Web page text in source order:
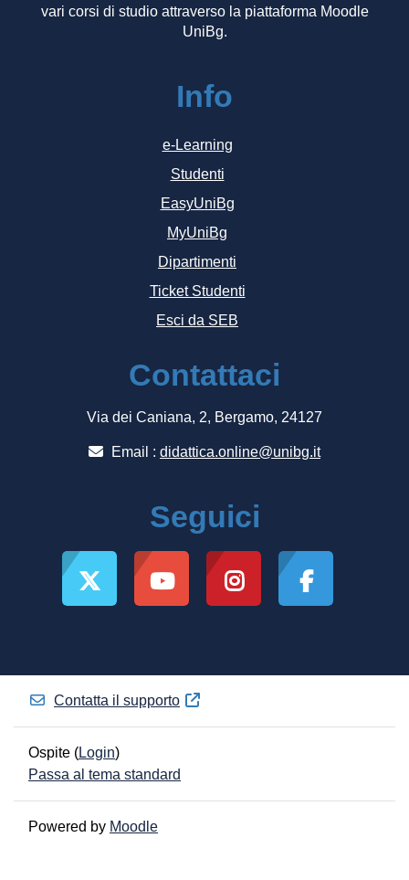
vari corsi di studio attraverso la piattaforma Moodle
UniBg.
Info
e-Learning
Studenti
EasyUniBg
MyUniBg
Dipartimenti
Ticket Studenti
Esci da SEB
Contattaci
Via dei Caniana, 2, Bergamo, 24127
Email : didattica.online@unibg.it
Seguici
Contatta il supporto
Ospite (Login)
Passa al tema standard
Powered by Moodle